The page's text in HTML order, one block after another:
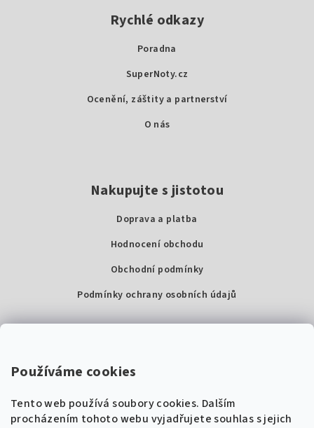
Používáme cookies
Tento web používá soubory cookies. Dalším
procházením tohoto webu vyjadřujete souhlas s jejich
Rychlé odkazy
Poradna
SuperNoty.cz
Ocenění, záštity a partnerství
O nás
Nakupujte s jistotou
Doprava a platba
Hodnocení obchodu
Obchodní podmínky
Podmínky ochrany osobních údajů
Super Noty, s.r.o.
IČ: 04568672